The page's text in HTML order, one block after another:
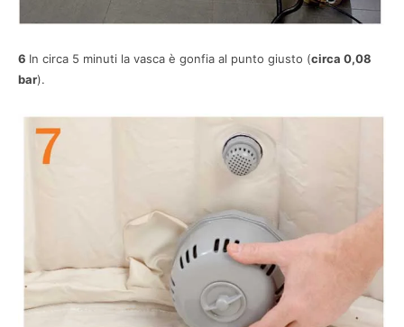
6 In circa 5 minuti la vasca è gonfia al punto giusto (circa 0,08
bar).